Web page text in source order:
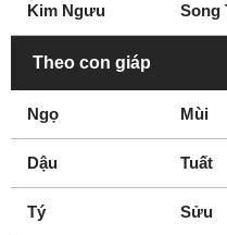
Kim Ngưu Song
Theo con giáp
Ngọ Mùi
Dậu Tuất
Tý Sửu